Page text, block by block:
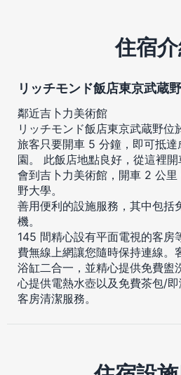
住宿
リッチモンド飯店東京武蔵野
鄰近吉卜力美術館
リッチモンド飯店東京武蔵野位
旅客只要開車 5 分鐘，即可抵
園。 此飯店地點良好，從這裡
會到吉卜力美術館，開車 2 公
野大學。
善用便利的設施服務，其中包括
機。
145 間精心設有平面電視的客房
費無線上網讓您隨時保持連線。
浴缸二合一，並精心提供免費盥
心提供電熱水壺以及免費茶包/
客房清潔服務。